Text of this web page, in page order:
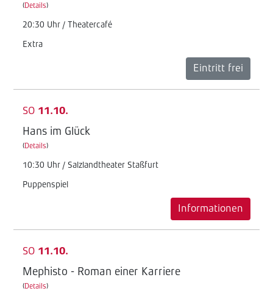
(Details)
20:30 Uhr / Theatercafé
Extra
Eintritt frei
SO 11.10.
Hans im Glück
(Details)
10:30 Uhr / Salzlandtheater Staßfurt
Puppenspiel
Informationen
SO 11.10.
Mephisto - Roman einer Karriere
(Details)